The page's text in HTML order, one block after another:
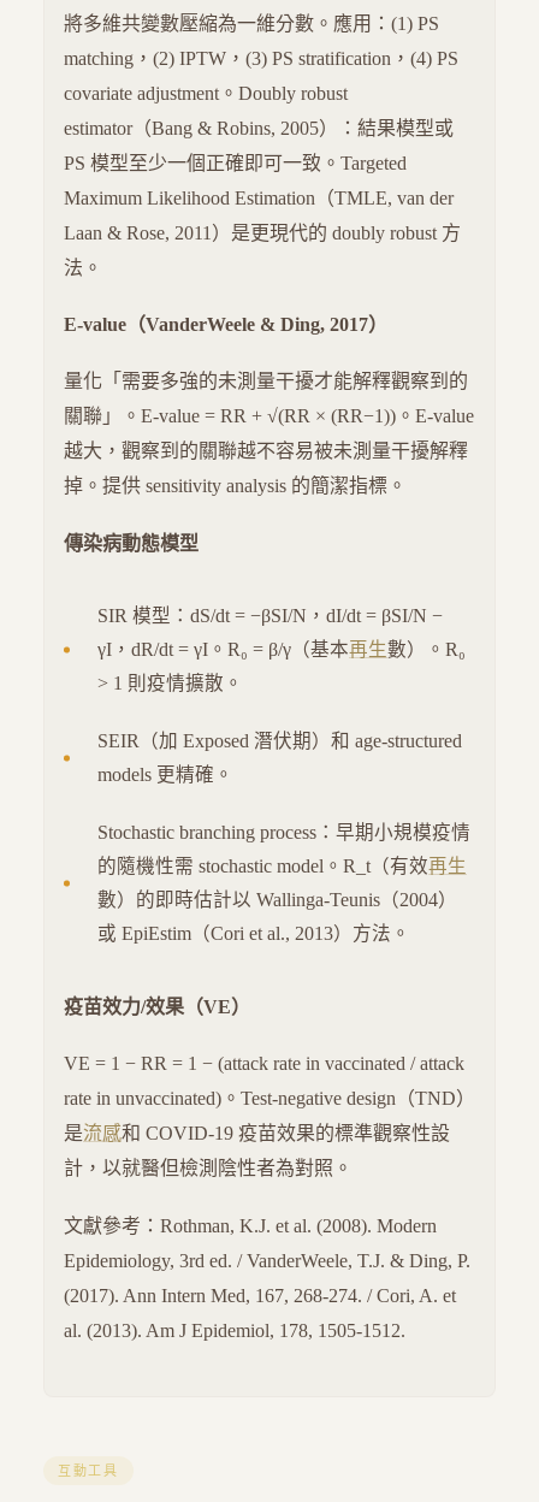
將多維共變數壓縮為一維分數。應用：(1) PS
matching，(2) IPTW，(3) PS stratification，(4) PS
covariate adjustment。Doubly robust
estimator（Bang & Robins, 2005）：結果模型或
PS 模型至少一個正確即可一致。Targeted
Maximum Likelihood Estimation（TMLE, van der
Laan & Rose, 2011）是更現代的 doubly robust 方
法。
E-value（VanderWeele & Ding, 2017）
量化「需要多強的未測量干擾才能解釋觀察到的
關聯」。E-value = RR + √(RR × (RR−1))。E-value
越大，觀察到的關聯越不容易被未測量干擾解釋
掉。提供 sensitivity analysis 的簡潔指標。
傳染病動態模型
SIR 模型：dS/dt = −βSI/N，dI/dt = βSI/N −
γI，dR/dt = γI。R₀ = β/γ（基本再生數）。R₀
> 1 則疫情擴散。
SEIR（加 Exposed 潛伏期）和 age-structured
models 更精確。
Stochastic branching process：早期小規模疫情
的隨機性需 stochastic model。R_t（有效再生
數）的即時估計以 Wallinga-Teunis（2004）
或 EpiEstim（Cori et al., 2013）方法。
疫苗效力/效果（VE）
VE = 1 − RR = 1 − (attack rate in vaccinated / attack
rate in unvaccinated)。Test-negative design（TND）
是流感和 COVID-19 疫苗效果的標準觀察性設
計，以就醫但檢測陰性者為對照。
文獻參考：Rothman, K.J. et al. (2008). Modern
Epidemiology, 3rd ed. / VanderWeele, T.J. & Ding, P.
(2017). Ann Intern Med, 167, 268-274. / Cori, A. et
al. (2013). Am J Epidemiol, 178, 1505-1512.
互動工具